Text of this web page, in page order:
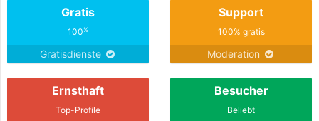
Gratis
100%
Gratisdienste
Support
100% gratis
Moderation
Ernsthaft
Top-Profile
Besucher
Beliebt